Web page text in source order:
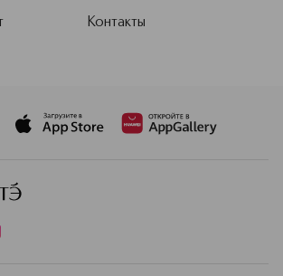
Контакты